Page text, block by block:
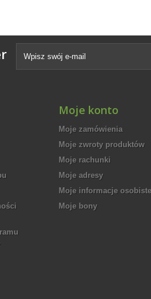
Moje konto
Moje zamówienia
Moje zwroty produktów
Moje rachunki
Moje adresy
Moje informacje osobiste
Moje bony